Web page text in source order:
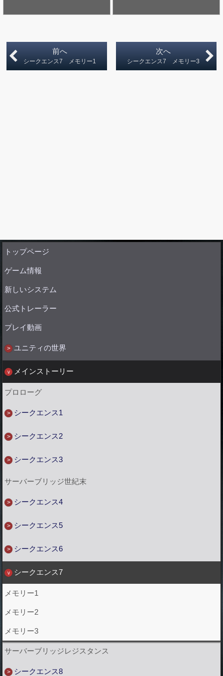
前へ
シークエンス7 メモリー1
次へ
シークエンス7 メモリー3
トップページ
ゲーム情報
新しいシステム
公式トレーラー
プレイ動画
ユニティの世界
メインストーリー
プロローグ
シークエンス1
シークエンス2
シークエンス3
サーバーブリッジ世紀末
シークエンス4
シークエンス5
シークエンス6
シークエンス7
メモリー1
メモリー2
メモリー3
サーバーブリッジレジスタンス
シークエンス8